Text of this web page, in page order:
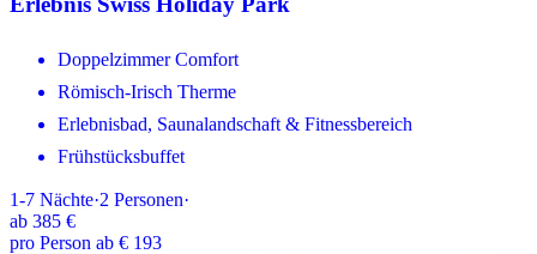
Doppelzimmer Comfort
Römisch-Irisch Therme
Erlebnisbad, Saunalandschaft & Fitnessbereich
Frühstücksbuffet
1-7 Nächte·2 Personen·
ab 385 €
pro Person ab € 193